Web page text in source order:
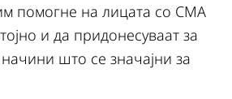
помогне на лицата со СМА
и да придонесуваат за
што се значајни за